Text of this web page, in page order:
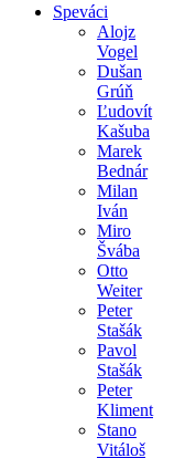
Speváci
Alojz
Vogel
Dušan
Grúň
Ľudovít
Kašuba
Marek
Bednár
Milan
Iván
Miro
Švába
Otto
Weiter
Peter
Stašák
Pavol
Stašák
Peter
Kliment
Stano
Vitáloš